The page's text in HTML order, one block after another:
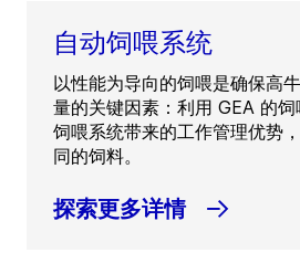
自动饲喂系统
以性能为导向的饲喂是确保高
量的关键因素：利用 GEA 的
饲喂系统带来的工作管理优势
同的饲料。
探索更多详情